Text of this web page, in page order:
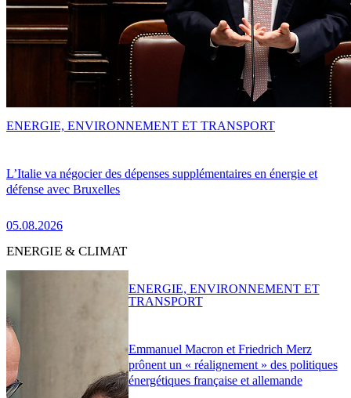
L’Italie va négocier des dépenses supplémentaires en énergie et
défense avec Bruxelles
05.08.2026
ENERGIE, ENVIRONNEMENT ET TRANSPORT
ENERGIE & CLIMAT
Emmanuel Macron et Friedrich Merz
prônent un « réalignement » des politiques
énergétiques française et allemande
ENERGIE, ENVIRONNEMENT ET
TRANSPORT